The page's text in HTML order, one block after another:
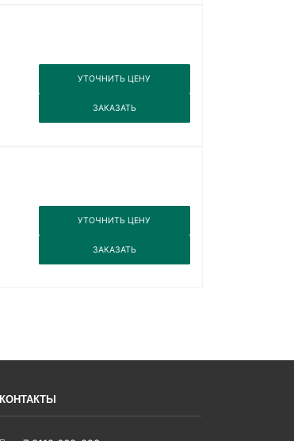
УТОЧНИТЬ ЦЕНУ
ЗАКАЗАТЬ
УТОЧНИТЬ ЦЕНУ
ЗАКАЗАТЬ
КОНТАКТЫ